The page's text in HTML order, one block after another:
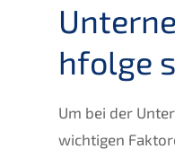
hfolge
Um bei der
wichtigen